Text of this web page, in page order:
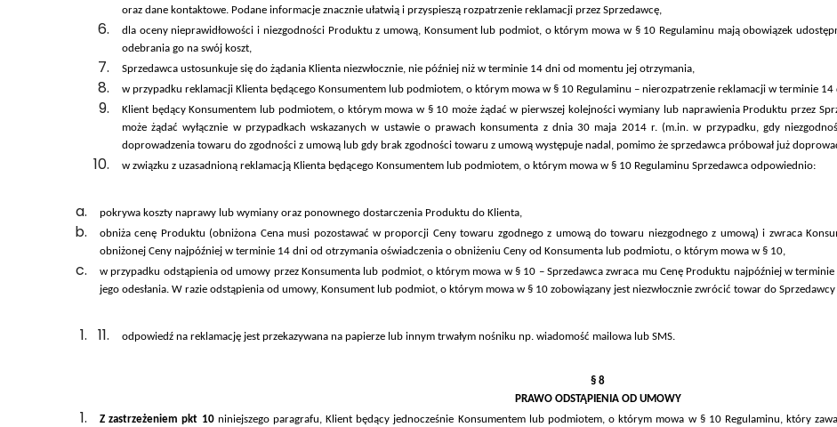
oraz dane kontaktowe. Podane informacje znacznie ułatwią i przyspieszą rozpatrzenie reklamacji przez Sprzedawcę,
dla oceny nieprawidłowości i niezgodności Produktu z umową, Konsument lub podmiot, o którym mowa w § 10 Regulaminu mają obowiązek
odebrania go na swój koszt,
Sprzedawca ustosunkuje się do żądania Klienta niezwłocznie, nie później niż w terminie 14 dni od momentu jej otrzymania,
w przypadku reklamacji Klienta będącego Konsumentem lub podmiotem, o którym mowa w § 10 Regulaminu – nierozpatrzenie reklamacji w terminie 14
Klient będący Konsumentem lub podmiotem, o którym mowa w § 10 może żądać w pierwszej kolejności wymiany lub naprawienia Produktu przez
może żądać wyłącznie w przypadkach wskazanych w ustawie o prawach konsumenta z dnia 30 maja 2014 r. (m.in. w przypadku, gdy
doprowadzenia towaru do zgodności z umową lub gdy brak zgodności towaru z umową występuje nadal, pomimo że sprzedawca próbował już
w związku z uzasadnioną reklamacją Klienta będącego Konsumentem lub podmiotem, o którym mowa w § 10 Regulaminu Sprzedawca odpowiednio:
pokrywa koszty naprawy lub wymiany oraz ponownego dostarczenia Produktu do Klienta,
obniża cenę Produktu (obniżona Cena musi pozostawać w proporcji Ceny towaru zgodnego z umową do towaru niezgodnego z umową) i zwraca
obniżonej Ceny najpóźniej w terminie 14 dni od otrzymania oświadczenia o obniżeniu Ceny od Konsumenta lub podmiotu, o którym mowa w § 10,
w przypadku odstąpienia od umowy przez Konsumenta lub podmiot, o którym mowa w § 10 – Sprzedawca zwraca mu Cenę Produktu najpóźniej w
jego odesłania. W razie odstąpienia od umowy, Konsument lub podmiot, o którym mowa w § 10 zobowiązany jest niezwłocznie zwrócić towar do Sprzedawcy
odpowiedź na reklamację jest przekazywana na papierze lub innym trwałym nośniku np. wiadomość mailowa lub SMS.
§ 8
PRAWO ODSTĄPIENIA OD UMOWY
Z zastrzeżeniem pkt 10 niniejszego paragrafu, Klient będący jednocześnie Konsumentem lub podmiotem, o którym mowa w § 10 Regulaminu, który